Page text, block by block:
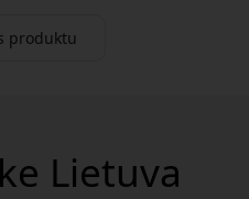
produktu
Lietuva